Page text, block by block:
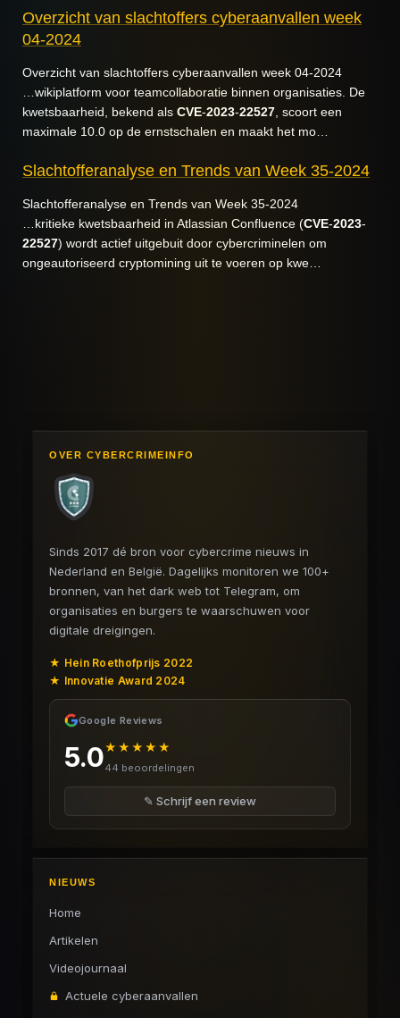
Overzicht van slachtoffers cyberaanvallen week
04-2024
Overzicht van slachtoffers cyberaanvallen week 04-2024
…wikiplatform voor teamcollaboratie binnen organisaties. De
kwetsbaarheid, bekend als CVE-2023-22527 , scoort een
maximale 10.0 op de ernstschalen en maakt het mo…
Slachtofferanalyse en Trends van Week 35-2024
Slachtofferanalyse en Trends van Week 35-2024
…kritieke kwetsbaarheid in Atlassian Confluence (CVE-2023-
22527) wordt actief uitgebuit door cybercriminelen om
ongeautoriseerd cryptomining uit te voeren op kwe…
OVER CYBERCRIMEINFO
Sinds 2017 dé bron voor cybercrime nieuws in
Nederland en België. Dagelijks monitoren we 100+
bronnen, van het dark web tot Telegram, om
organisaties en burgers te waarschuwen voor
digitale dreigingen.
★ Hein Roethofprijs 2022
★ Innovatie Award 2024
Google Reviews
5.0★★★★★
44 beoordelingen
✎ Schrijf een review
NIEUWS
Home
Artikelen
Videojournaal
Actuele cyberaanvallen